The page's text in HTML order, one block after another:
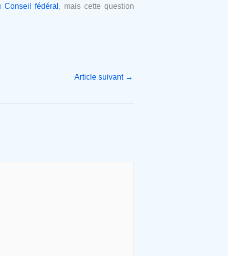
Conseil fédéral , mais cette question
Article suivant →